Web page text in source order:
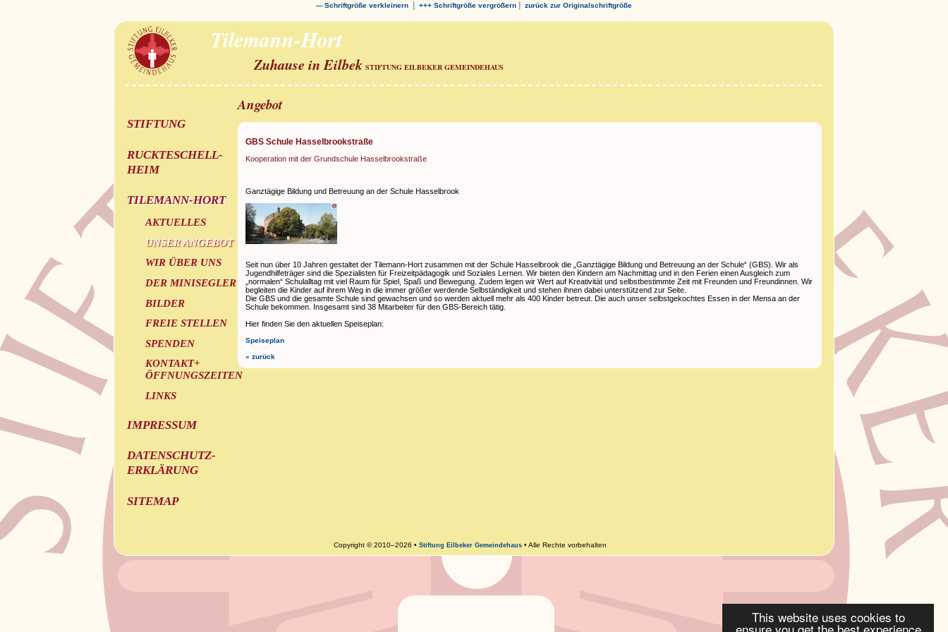
This website uses cookies to
--- Schriftgröße verkleinern | +++ Schriftgröße vergrößern | zurück zur Originalschriftgröße
Tilemann-Hort
Zuhause in Eilbek STIFTUNG EILBEKER GEMEINDEHAUS
STIFTUNG
RUCKTESCHELL-
HEIM
TILEMANN-HORT
AKTUELLES
UNSER ANGEBOT
WIR ÜBER UNS
DER MINISEGLER
BILDER
FREIE STELLEN
SPENDEN
KONTAKT+
ÖFFNUNGSZEITEN
LINKS
IMPRESSUM
DATENSCHUTZ-
ERKLÄRUNG
SITEMAP
Angebot
GBS Schule Hasselbrookstraße
Kooperation mit der Grundschule Hasselbrookstraße
Ganztägige Bildung und Betreuung an der Schule Hasselbrook
Seit nun über 10 Jahren gestaltet der Tilemann-Hort zusammen mit der Schule Hasselbrook die „Ganztägige Bildung und Betreuung an der Schule“ (GBS). Wir als
Jugendhilfeträger sind die Spezialisten für Freizeitpädagogik und Soziales Lernen. Wir bieten den Kindern am Nachmittag und in den Ferien einen Ausgleich zum
„normalen“ Schulalltag mit viel Raum für Spiel, Spaß und Bewegung. Zudem legen wir Wert auf Kreativität und selbstbestimmte Zeit mit Freunden und Freundinnen. Wir
begleiten die Kinder auf ihrem Weg in die immer größer werdende Selbständigkeit und stehen ihnen dabei unterstützend zur Seite.
Die GBS und die gesamte Schule sind gewachsen und so werden aktuell mehr als 400 Kinder betreut. Die auch unser selbstgekochtes Essen in der Mensa an der
Schule bekommen. Insgesamt sind 38 Mitarbeiter für den GBS-Bereich tätig.
Hier finden Sie den aktuellen Speiseplan:
Speiseplan
« zurück
Copyright © 2010–2026 • Stiftung Eilbeker Gemeindehaus• Alle Rechte vorbehalten